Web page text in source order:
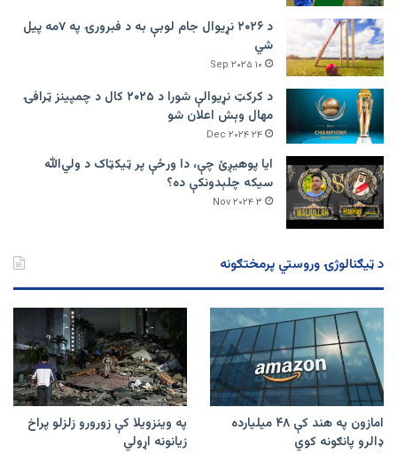
د ۲۰۲۶ نړیوال جام لوبې به د فبرورۍ په ۷مه پیل
شي
۱۰ Sep ۲۰۲۵
د کرکټ نړیوالې شورا د ۲۰۲۵ کال د چمپینز ټرافۍ
مهال وېش اعلان شو
۲۴ Dec ۲۰۲۴
ایا پوهیږئ چې، دا ورځې پر ټيکټاک د ولي‌الله
سیکه چلېدونکې ده؟
۳ Nov ۲۰۲۴
د ټیګنالوژۍ وروستي پرمختګونه
امازون په هند کې ۴۸ میلیارده
ډالرو پانګونه کوي
په وینزویلا کې زورورو زلزلو پراخ
زیانونه اړولي